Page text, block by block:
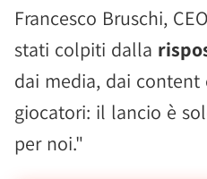
Francesco Bruschi,
stati colpiti dalla
dai media, dai content
giocatori: il lancio è
per noi."